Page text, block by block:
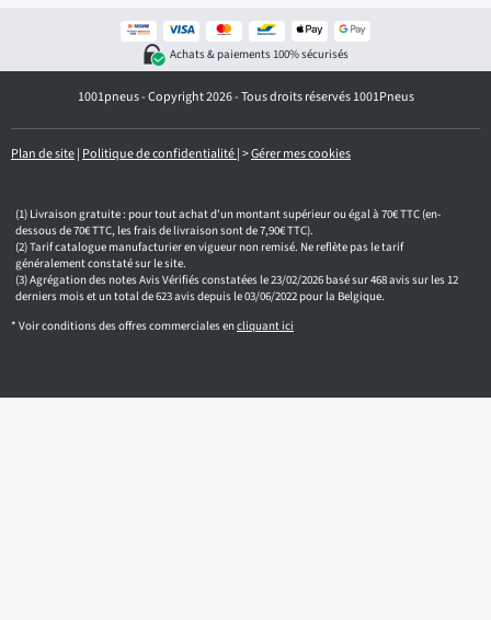
i
l
Achats & paiements 100% sécurisés
1001pneus - Copyright 2026 - Tous droits réservés 1001Pneus
Plan de site| Politique de confidentialité|>Gérer mes cookies
Livraison gratuite : pour tout achat d'un montant supérieur ou égal à 70€ TTC (en-
dessous de 70€ TTC, les frais de livraison sont de 7,90€ TTC).
Tarif catalogue manufacturier en vigueur non remisé. Ne reflète pas le tarif
généralement constaté sur le site.
Agrégation des notes Avis Vérifiés constatées le 23/02/2026 basé sur 468 avis sur les 12
derniers mois et un total de 623 avis depuis le 03/06/2022 pour la Belgique.
* Voir conditions des offres commerciales encliquant ici